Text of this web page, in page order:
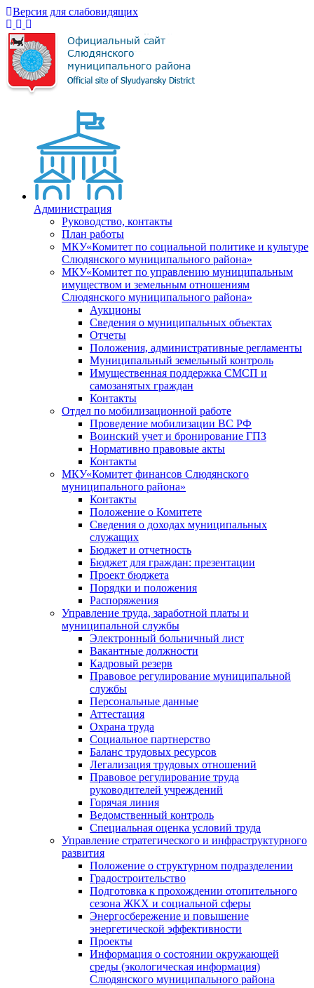
Версия для слабовидящих
Администрация
Руководство, контакты
План работы
МКУ«Комитет по социальной политике и культуре
Слюдянского муниципального района»
МКУ«Комитет по управлению муниципальным
имуществом и земельным отношениям
Слюдянского муниципального района»
Аукционы
Сведения о муниципальных объектах
Отчеты
Положения, административные регламенты
Муниципальный земельный контроль
Имущественная поддержка СМСП и
самозанятых граждан
Контакты
Отдел по мобилизационной работе
Проведение мобилизации ВС РФ
Воинский учет и бронирование ГПЗ
Нормативно правовые акты
Контакты
МКУ«Комитет финансов Слюдянского
муниципального района»
Контакты
Положение о Комитете
Сведения о доходах муниципальных
служащих
Бюджет и отчетность
Бюджет для граждан: презентации
Проект бюджета
Порядки и положения
Распоряжения
Управление труда, заработной платы и
муниципальной службы
Электронный больничный лист
Вакантные должности
Кадровый резерв
Правовое регулирование муниципальной
службы
Персональные данные
Аттестация
Охрана труда
Социальное партнерство
Баланс трудовых ресурсов
Легализация трудовых отношений
Правовое регулирование труда
руководителей учреждений
Горячая линия
Ведомственный контроль
Специальная оценка условий труда
Управление стратегического и инфраструктурного
развития
Положение о структурном подразделении
Градостроительство
Подготовка к прохождении отопительного
сезона ЖКХ и социальной сферы
Энергосбережение и повышение
энергетической эффективности
Проекты
Информация о состоянии окружающей
среды (экологическая информация)
Слюдянского муниципального района